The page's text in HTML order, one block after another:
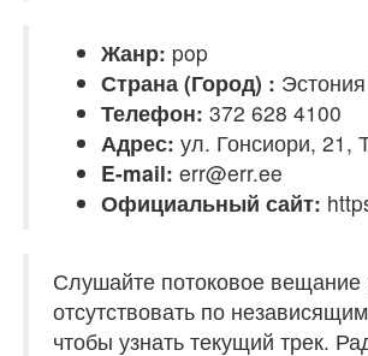
Жанр: pop
Страна (Город) :
Телефон: 372 628 4100
Адрес: ул. Гонсиори, 21,
E-mail: err@err.ee
Официальный сайт:
Слушайте потоковое
отсутствовать по
чтобы узнать текущий трек.